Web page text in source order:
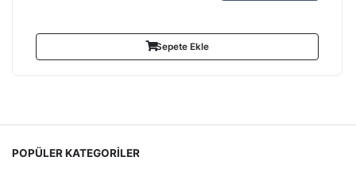
Sepete Ekle
POPÜLER KATEGORİLER